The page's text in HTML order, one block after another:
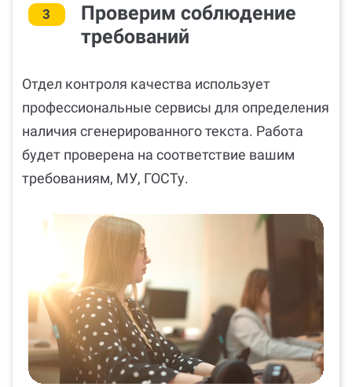
3
Проверим соблюдение
требований
Отдел контроля качества использует
профессиональные сервисы для определения
наличия сгенерированного текста. Работа
будет проверена на соответствие вашим
требованиям, МУ, ГОСТу.